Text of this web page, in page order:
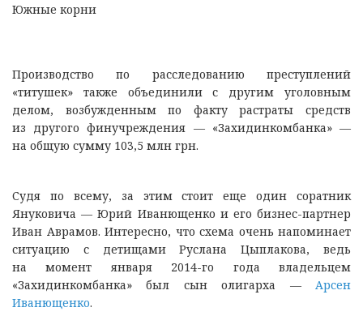
Южные корни
Производство по расследованию преступлений
«титушек» также объединили с другим уголовным
делом, возбужденным по факту растраты средств
из другого финучреждения — «Захидинкомбанка» —
на общую сумму 103,5 млн грн.
Судя по всему, за этим стоит еще один соратник
Януковича — Юрий Иванющенко и его бизнес-партнер
Иван Аврамов. Интересно, что схема очень напоминает
ситуацию с детищами Руслана Цыплакова, ведь
на момент января 2014-го года владельцем
«Захидинкомбанка» был сын олигарха — Арсен
Иванющенко.